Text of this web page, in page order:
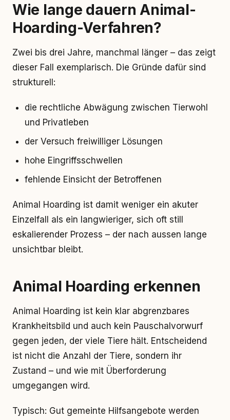
Wie lange dauern Animal-
Hoarding-Verfahren?
Zwei bis drei Jahre, manchmal länger – das zeigt
dieser Fall exemplarisch. Die Gründe dafür sind
strukturell:
die rechtliche Abwägung zwischen Tierwohl
und Privatleben
der Versuch freiwilliger Lösungen
hohe Eingriffsschwellen
fehlende Einsicht der Betroffenen
Animal Hoarding ist damit weniger ein akuter
Einzelfall als ein langwieriger, sich oft still
eskalierender Prozess – der nach aussen lange
unsichtbar bleibt.
Animal Hoarding erkennen
Animal Hoarding ist kein klar abgrenzbares
Krankheitsbild und auch kein Pauschalvorwurf
gegen jeden, der viele Tiere hält. Entscheidend
ist nicht die Anzahl der Tiere, sondern ihr
Zustand – und wie mit Überforderung
umgegangen wird.
Typisch: Gut gemeinte Hilfsangebote werden